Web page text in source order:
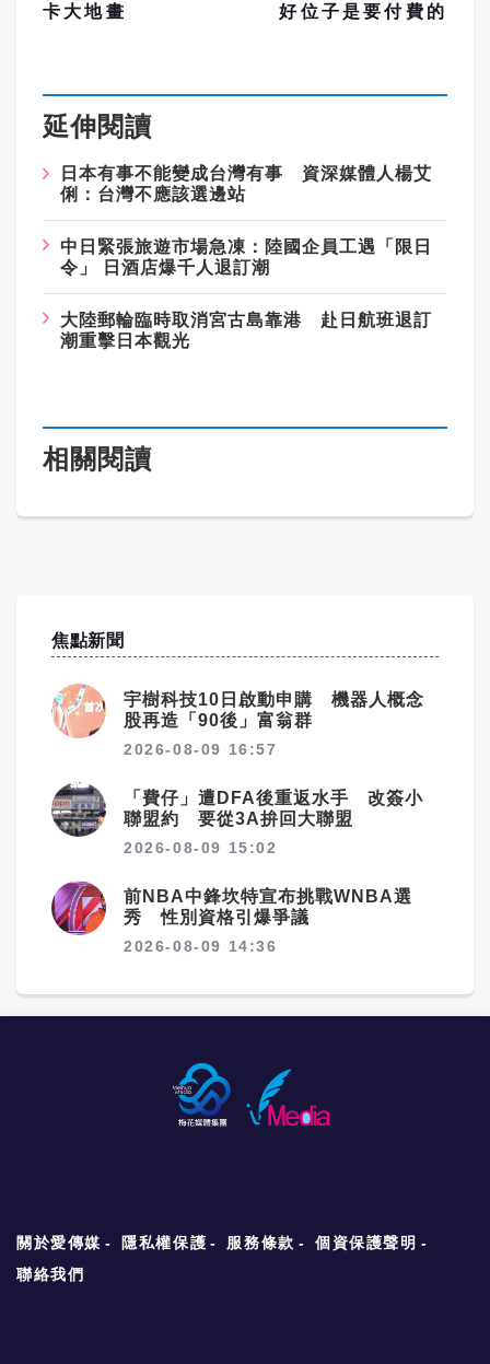
卡大地畫
好位子是要付費的
延伸閱讀
日本有事不能變成台灣有事 資深媒體人楊艾
俐：台灣不應該選邊站
中日緊張旅遊市場急凍：陸國企員工遇「限日
令」 日酒店爆千人退訂潮
大陸郵輪臨時取消宮古島靠港 赴日航班退訂
潮重擊日本觀光
相關閱讀
焦點新聞
宇樹科技10日啟動申購 機器人概念
股再造「90後」富翁群
2026-08-09 16:57
「費仔」遭DFA後重返水手 改簽小
聯盟約 要從3A拚回大聯盟
2026-08-09 15:02
前NBA中鋒坎特宣布挑戰WNBA選
秀 性別資格引爆爭議
2026-08-09 14:36
關於愛傳媒 隱私權保護 服務條款
個資保護聲明
聯絡我們